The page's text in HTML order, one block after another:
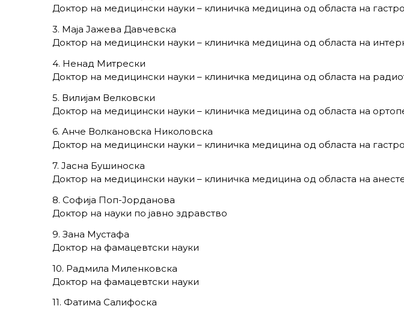
Доктор на медицински науки – клиничка медицина од областа на
3. Маја Јажева Давчевска
Доктор на медицински науки – клиничка медицина од областа на
4. Ненад Митрески
Доктор на медицински науки – клиничка медицина од областа на
5. Вилијам Велковски
Доктор на медицински науки – клиничка медицина од областа на
6. Анче Волкановска Николовска
Доктор на медицински науки – клиничка медицина од областа на
7. Јасна Бушиноска
Доктор на медицински науки – клиничка медицина од областа на
8. Софија Поп-Јорданова
Доктор на науки по јавно здравство
9. Зана Мустафа
Доктор на фамацевтски науки
10. Радмила Миленковска
Доктор на фамацевтски науки
11. Фатима Салифоска